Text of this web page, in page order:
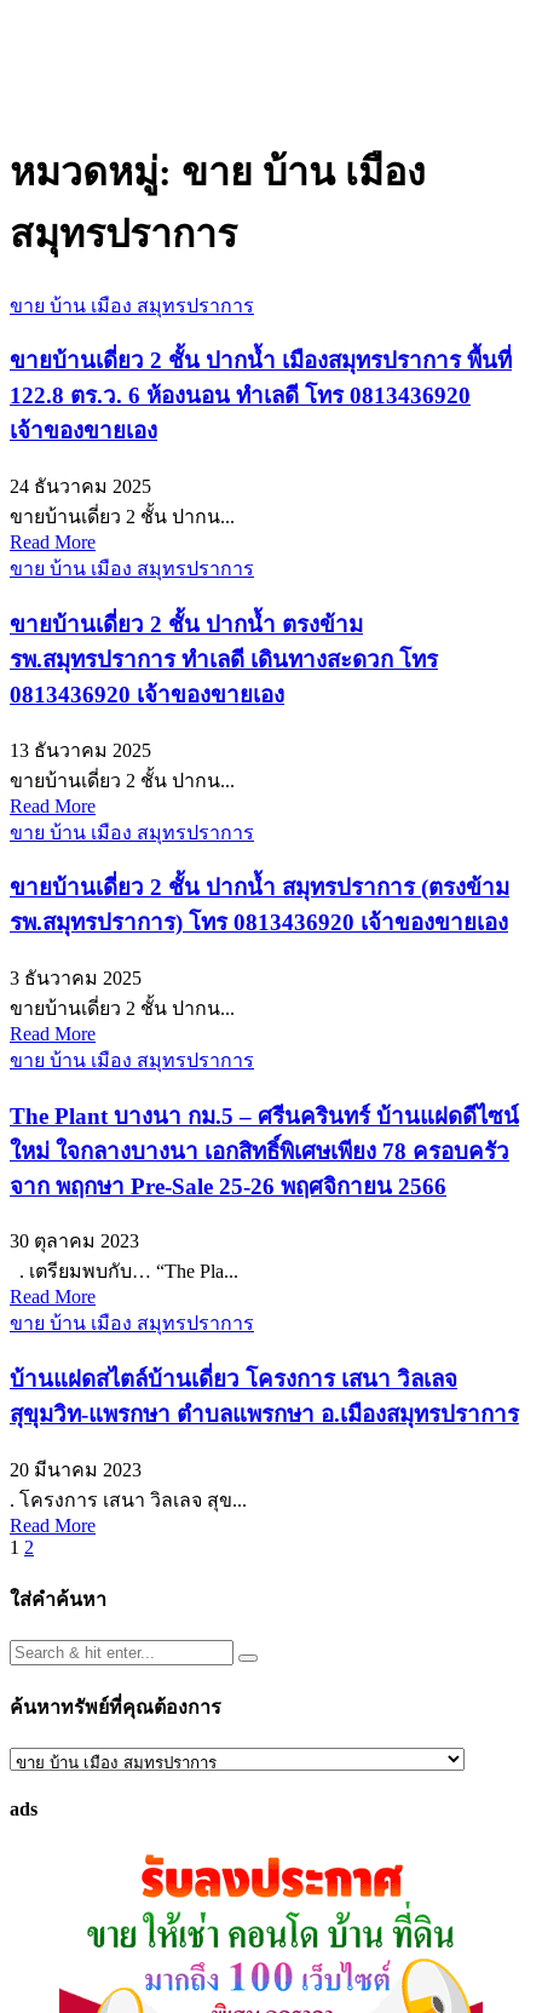
หมวดหมู่: ขาย บ้าน เมือง
สมุทรปราการ
ขาย บ้าน เมือง สมุทรปราการ
ขายบ้านเดี่ยว 2 ชั้น ปากน้ำ เมืองสมุทรปราการ พื้นที่
122.8 ตร.ว. 6 ห้องนอน ทำเลดี โทร 0813436920
เจ้าของขายเอง
24 ธันวาคม 2025
ขายบ้านเดี่ยว 2 ชั้น ปากน...
Read More
ขาย บ้าน เมือง สมุทรปราการ
ขายบ้านเดี่ยว 2 ชั้น ปากน้ำ ตรงข้าม
รพ.สมุทรปราการ ทำเลดี เดินทางสะดวก โทร
0813436920 เจ้าของขายเอง
13 ธันวาคม 2025
ขายบ้านเดี่ยว 2 ชั้น ปากน...
Read More
ขาย บ้าน เมือง สมุทรปราการ
ขายบ้านเดี่ยว 2 ชั้น ปากน้ำ สมุทรปราการ (ตรงข้าม
รพ.สมุทรปราการ) โทร 0813436920 เจ้าของขายเอง
3 ธันวาคม 2025
ขายบ้านเดี่ยว 2 ชั้น ปากน...
Read More
ขาย บ้าน เมือง สมุทรปราการ
The Plant บางนา กม.5 – ศรีนครินทร์ บ้านแฝดดีไซน์
ใหม่ ใจกลางบางนา เอกสิทธิ์พิเศษเพียง 78 ครอบครัว
จาก พฤกษา Pre-Sale 25-26 พฤศจิกายน 2566
30 ตุลาคม 2023
. เตรียมพบกับ… “The Pla...
Read More
ขาย บ้าน เมือง สมุทรปราการ
บ้านแฝดสไตล์บ้านเดี่ยว โครงการ เสนา วิลเลจ
สุขุมวิท-แพรกษา ตำบลแพรกษา อ.เมืองสมุทรปราการ
20 มีนาคม 2023
. โครงการ เสนา วิลเลจ สุข...
Read More
Posts
pagination
1 2
ใส่คำค้นหา
ค้นหาทรัพย์ที่คุณต้องการ
ค้นหา
ที่
ads